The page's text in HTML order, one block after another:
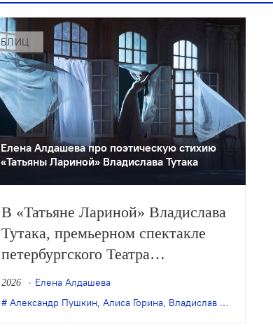
,Фонд Потанина
БЛИЦ
Елена Алдашева про поэтическую стихию
«Татьяны Лариной» Владислава Тутака
В «Татьяне Лариной» Владислава
Тутака, премьерном спектакле
петербургского Театра
«На Литейном» по мотивам
пушкинского «Евгения Онегина»,
2026
Елена Алдашева
Александр Пушкин, Алиса Горина, Владислав Тутак